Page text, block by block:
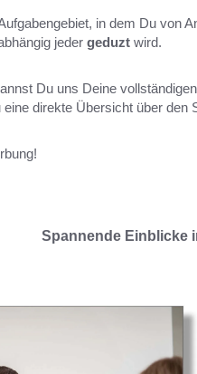
in dem Du von
jeder geduzt wird.
Du uns Deine
direkte Übersicht über den
Spannende Einblicke